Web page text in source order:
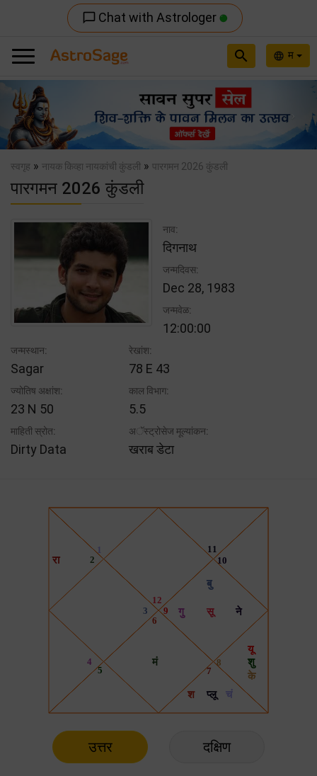
chat_bubble_outline Chat with Astrologer
language म
search
Previous
स्वगृह » नायक किव्हा नायकांची कुंडली » पारगमन 2026 कुंडली
पारगमन 2026 कुंडली
नाव:
दिगनाथ
जन्मदिवस:
Dec 28, 1983
जन्मवेळ:
12:00:00
जन्मस्थान:
Sagar
रेखांश:
78 E 43
ज्योतिष अक्षांश:
23 N 50
काल विभाग:
5.5
माहिती स्रोत:
Dirty Data
अॅस्ट्रोसेज मूल्यांकन:
खराब डेटा
उत्तर दक्षिण